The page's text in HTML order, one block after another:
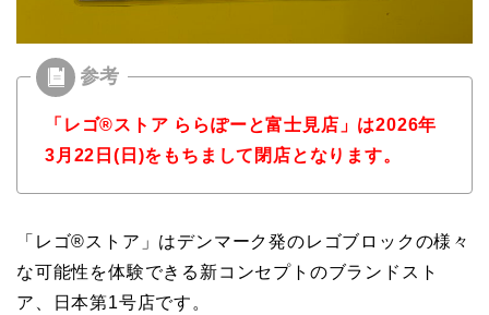
「レゴ®ストア ららぽーと富士見店」は2026年
3月22日(日)をもちまして閉店となります。
「レゴ®ストア」はデンマーク発のレゴブロックの様々
な可能性を体験できる新コンセプトのブランドスト
ア、日本第1号店です。